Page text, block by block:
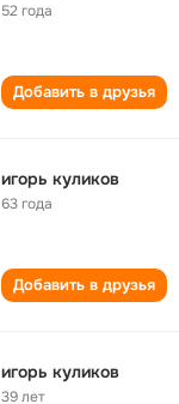
52 года
Добавить в друзья
игорь куликов
63 года
Добавить в друзья
игорь куликов
39 лет